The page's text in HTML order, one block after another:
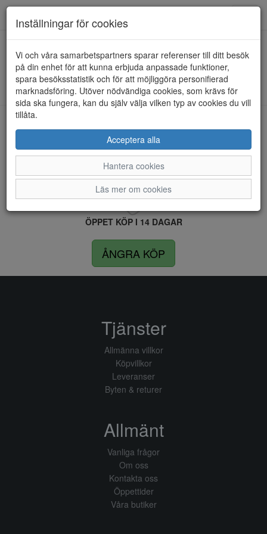
HEM ROSA NEGRA
Kunde inte hitta några artiklar...
LEVERANS INOM 4 DAGAR INOM SVERIGE
FRI FRAKT VID KÖP ÖVER 1.500 KR
ÖPPET KÖP I 14 DAGAR
ÅNGRA KÖP
Inställningar för cookies
Vi och våra samarbetspartners sparar referenser till ditt besök
på din enhet för att kunna erbjuda anpassade funktioner,
spara besöksstatistik och för att möjliggöra personifierad
marknadsföring. Utöver nödvändiga cookies, som krävs för
sida ska fungera, kan du själv välja vilken typ av cookies du vill
tillåta.
Acceptera alla
Hantera cookies
Läs mer om cookies
Tjänster
Allmänna villkor
Köpvillkor
Leveranser
Byten & returer
Allmänt
Vanliga frågor
Om oss
Kontakta oss
Öppettider
Våra butiker